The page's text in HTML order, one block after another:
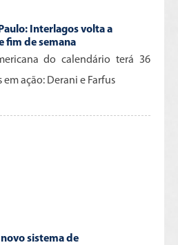
Interlagos volta a
fim de semana
do calendário terá 36
ação: Derani e Farfus
novo sistema de